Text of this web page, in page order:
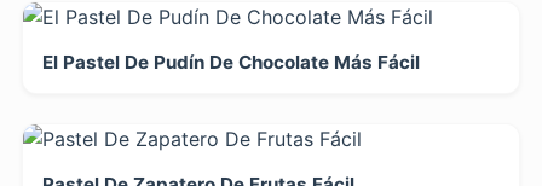
El Pastel De Pudín De Chocolate Más Fácil